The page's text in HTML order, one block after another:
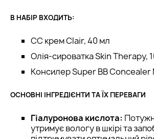
В НАБІР ВХОДИТЬ:
CC крем Clair, 40 мл
Олія-сироватка Skin Therapy,
Консилер Super BB Concealer
ОСНОВНІ ІНГРЕДІЄНТИ ТА ЇХ ПЕРЕВАГИ
Гіалуронова кислота:
утримує вологу в шкірі та